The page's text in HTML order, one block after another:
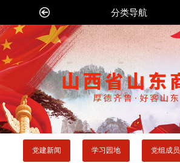
分类导航
党建新闻 学习园地 党组成员